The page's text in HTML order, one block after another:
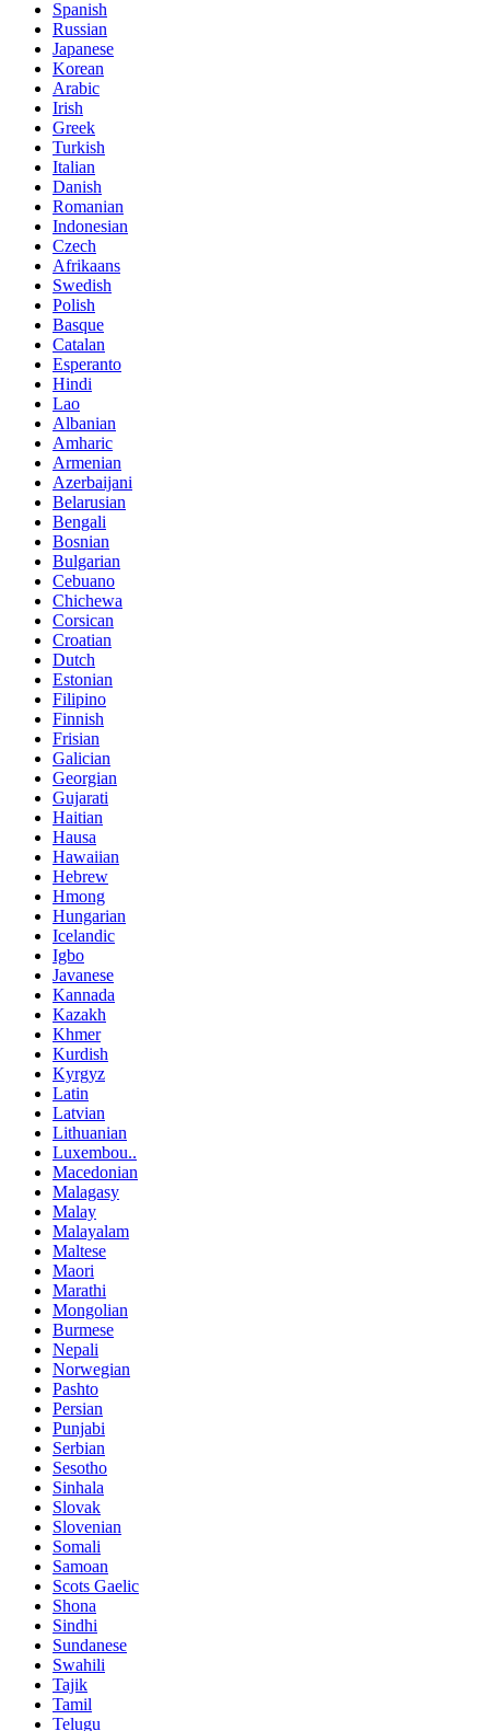
Spanish
Russian
Japanese
Korean
Arabic
Irish
Greek
Turkish
Italian
Danish
Romanian
Indonesian
Czech
Afrikaans
Swedish
Polish
Basque
Catalan
Esperanto
Hindi
Lao
Albanian
Amharic
Armenian
Azerbaijani
Belarusian
Bengali
Bosnian
Bulgarian
Cebuano
Chichewa
Corsican
Croatian
Dutch
Estonian
Filipino
Finnish
Frisian
Galician
Georgian
Gujarati
Haitian
Hausa
Hawaiian
Hebrew
Hmong
Hungarian
Icelandic
Igbo
Javanese
Kannada
Kazakh
Khmer
Kurdish
Kyrgyz
Latin
Latvian
Lithuanian
Luxembou..
Macedonian
Malagasy
Malay
Malayalam
Maltese
Maori
Marathi
Mongolian
Burmese
Nepali
Norwegian
Pashto
Persian
Punjabi
Serbian
Sesotho
Sinhala
Slovak
Slovenian
Somali
Samoan
Scots Gaelic
Shona
Sindhi
Sundanese
Swahili
Tajik
Tamil
Telugu